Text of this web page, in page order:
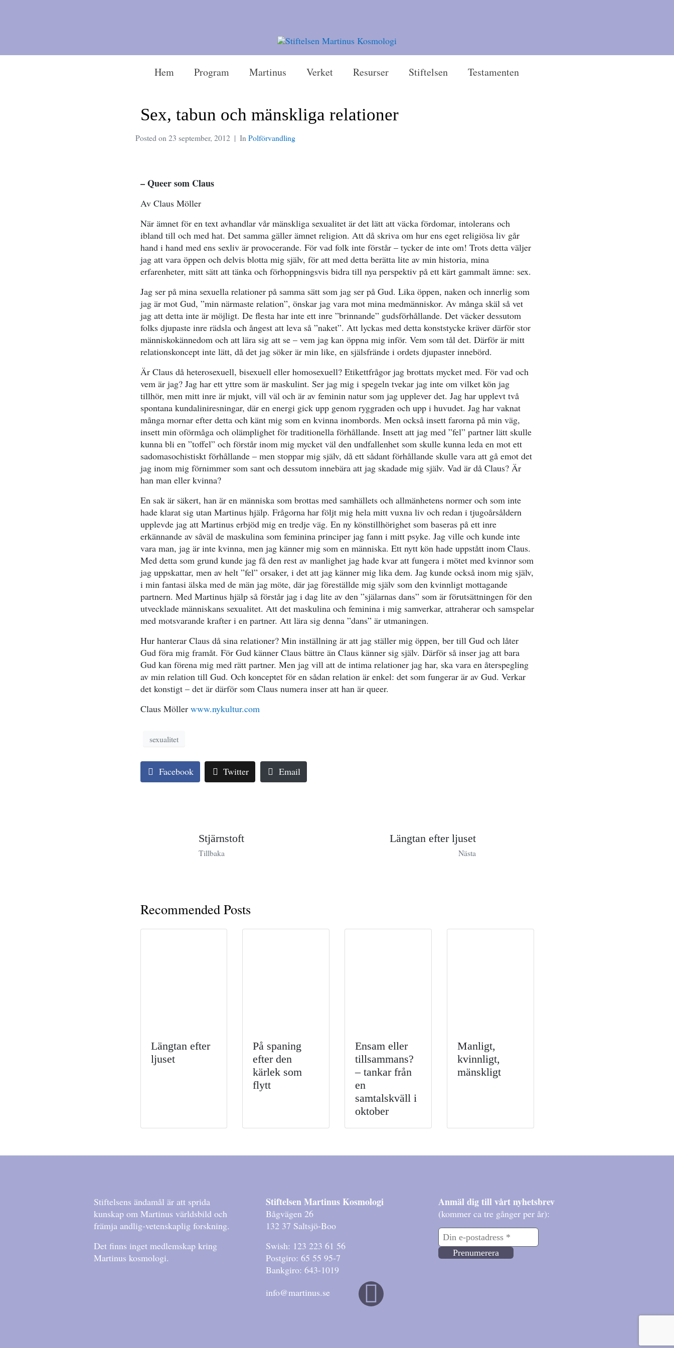
Hem Program Martinus Verket Resurser Stiftelsen Testamenten
Sex, tabun och mänskliga relationer
Posted on 23 september, 2012 In Polförvandling
– Queer som Claus
Av Claus Möller
När ämnet för en text avhandlar vår mänskliga sexualitet är det lätt att väcka fördomar, intolerans och
ibland till och med hat. Det samma gäller ämnet religion. Att då skriva om hur ens eget religiösa liv går
hand i hand med ens sexliv är provocerande. För vad folk inte förstår – tycker de inte om! Trots detta väljer
jag att vara öppen och delvis blotta mig själv, för att med detta berätta lite av min historia, mina
erfarenheter, mitt sätt att tänka och förhoppningsvis bidra till nya perspektiv på ett kärt gammalt ämne: sex.
Jag ser på mina sexuella relationer på samma sätt som jag ser på Gud. Lika öppen, naken och innerlig som
jag är mot Gud, ”min närmaste relation”, önskar jag vara mot mina medmänniskor. Av många skäl så vet
jag att detta inte är möjligt. De flesta har inte ett inre ”brinnande” gudsförhållande. Det väcker dessutom
folks djupaste inre rädsla och ångest att leva så ”naket”. Att lyckas med detta konststycke kräver därför stor
människokännedom och att lära sig att se – vem jag kan öppna mig inför. Vem som tål det. Därför är mitt
relationskoncept inte lätt, då det jag söker är min like, en själsfrände i ordets djupaster innebörd.
Är Claus då heterosexuell, bisexuell eller homosexuell? Etikettfrågor jag brottats mycket med. För vad och
vem är jag? Jag har ett yttre som är maskulint. Ser jag mig i spegeln tvekar jag inte om vilket kön jag
tillhör, men mitt inre är mjukt, vill väl och är av feminin natur som jag upplever det. Jag har upplevt två
spontana kundaliniresningar, där en energi gick upp genom ryggraden och upp i huvudet. Jag har vaknat
många mornar efter detta och känt mig som en kvinna inombords. Men också insett farorna på min väg,
insett min oförmåga och olämplighet för traditionella förhållande. Insett att jag med ”fel” partner lätt skulle
kunna bli en ”toffel” och förstår inom mig mycket väl den undfallenhet som skulle kunna leda en mot ett
sadomasochistiskt förhållande – men stoppar mig själv, då ett sådant förhållande skulle vara att gå emot det
jag inom mig förnimmer som sant och dessutom innebära att jag skadade mig själv. Vad är då Claus? Är
han man eller kvinna?
En sak är säkert, han är en människa som brottas med samhällets och allmänhetens normer och som inte
hade klarat sig utan Martinus hjälp. Frågorna har följt mig hela mitt vuxna liv och redan i tjugoårsåldern
upplevde jag att Martinus erbjöd mig en tredje väg. En ny könstillhörighet som baseras på ett inre
erkännande av såväl de maskulina som feminina principer jag fann i mitt psyke. Jag ville och kunde inte
vara man, jag är inte kvinna, men jag känner mig som en människa. Ett nytt kön hade uppstått inom Claus.
Med detta som grund kunde jag få den rest av manlighet jag hade kvar att fungera i mötet med kvinnor som
jag uppskattar, men av helt ”fel” orsaker, i det att jag känner mig lika dem. Jag kunde också inom mig själv,
i min fantasi älska med de män jag möte, där jag föreställde mig själv som den kvinnligt mottagande
partnern. Med Martinus hjälp så förstår jag i dag lite av den ”själarnas dans” som är förutsättningen för den
utvecklade människans sexualitet. Att det maskulina och feminina i mig samverkar, attraherar och samspelar
med motsvarande krafter i en partner. Att lära sig denna ”dans” är utmaningen.
Hur hanterar Claus då sina relationer? Min inställning är att jag ställer mig öppen, ber till Gud och låter
Gud föra mig framåt. För Gud känner Claus bättre än Claus känner sig själv. Därför så inser jag att bara
Gud kan förena mig med rätt partner. Men jag vill att de intima relationer jag har, ska vara en återspegling
av min relation till Gud. Och konceptet för en sådan relation är enkel: det som fungerar är av Gud. Verkar
det konstigt – det är därför som Claus numera inser att han är queer.
Claus Möller www.nykultur.com
sexualitet
Facebook Twitter Email
Stjärnstoft
Tillbaka
Längtan efter ljuset
Nästa
Recommended Posts
Längtan efter
ljuset
På spaning
efter den
kärlek som
flytt
Ensam eller
tillsammans?
– tankar från
en
samtalskväll i
oktober
Manligt,
kvinnligt,
mänskligt
Stiftelsens ändamål är att sprida
kunskap om Martinus världsbild och
främja andlig-vetenskaplig forskning.
Det finns inget medlemskap kring
Martinus kosmologi.
Stiftelsen Martinus Kosmologi
Bågvägen 26
132 37 Saltsjö-Boo
Swish: 123 223 61 56
Postgiro: 65 55 95-7
Bankgiro: 643-1019
info@martinus.se
Anmäl dig till vårt nyhetsbrev
(kommer ca tre gånger per år):